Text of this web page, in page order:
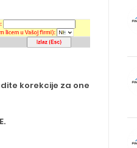
korekcije za one